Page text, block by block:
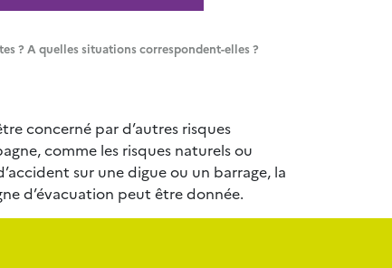
? A quelles situations correspondent-elles ?
concerné par d’autres risques
comme les risques naturels ou
sur une digue ou un barrage, la
d’évacuation peut être donnée.